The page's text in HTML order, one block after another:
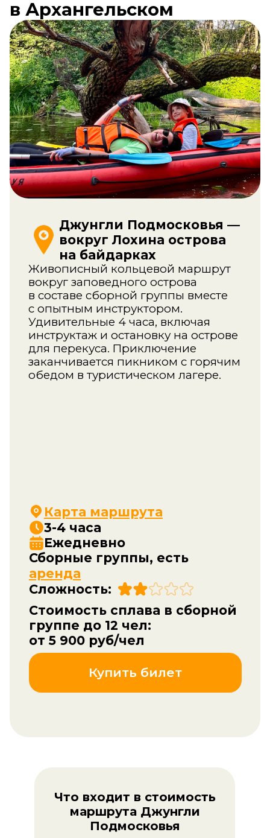
Джунгли Подмосковья —
вокруг Лохина острова
на байдарках
Живописный кольцевой маршрут
в составе сборной группы вместе
с опытным инструктором.
Удивительные 4 часа, включая
инструктаж и остановку на острове
для перекуса. Приключение
заканчивается пикником с горячим
обедом в туристическом лагере.
Стоимость сплава в сборной
группе до 12 чел:
от 5 900 руб/чел
Купить билет
Что входит в стоимость
маршрута Джунгли
Подмосковья